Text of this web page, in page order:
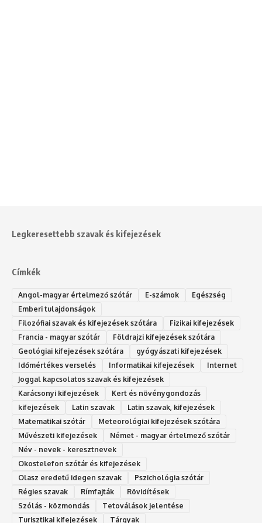
Legkeresettebb szavak és kifejezések
Címkék
Angol-magyar értelmező szótár E-számok
Egészség
Emberi tulajdonságok
Filozófiai szavak és kifejezések szótára
Fizikai kifejezések
Francia - magyar szótár
Földrajzi kifejezések szótára
Geológiai kifejezések szótára
gyógyászati kifejezések
Időmértékes verselés
Informatikai kifejezések
Internet
Joggal kapcsolatos szavak és kifejezések
Karácsonyi kifejezések
Kert és növénygondozás
kifejezések
Latin szavak
Latin szavak, kifejezések
Matematikai szótár
Meteorológiai kifejezések szótára
Művészeti kifejezések
Német - magyar értelmező szótár
Név - nevek - keresztnevek
Okostelefon szótár és kifejezések
Olasz eredetű idegen szavak
Ps‮gólohciz‬ia s‮átóz‬r
Régies szavak
Rímfajták
Rövidítések
Szólás - közmondás
Tetoválások jelentése
Turisztikai kifejezések
Tárgyak